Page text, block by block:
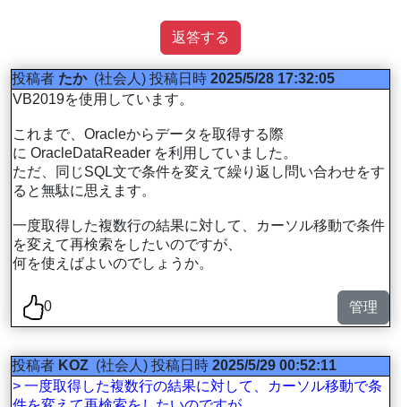
返答する
投稿者 たか(社会人) 投稿日時 2025/5/28 17:32:05
VB2019を使用しています。
これまで、Oracleからデータを取得する際
に OracleDataReader を利用していました。
ただ、同じSQL文で条件を変えて繰り返し問い合わせをす
ると無駄に思えます。
一度取得した複数行の結果に対して、カーソル移動で条件
を変えて再検索をしたいのですが、
何を使えばよいのでしょうか。
0 管理
投稿者 KOZ (社会人) 投稿日時 2025/5/29 00:52:11
> 一度取得した複数行の結果に対して、カーソル移動で条